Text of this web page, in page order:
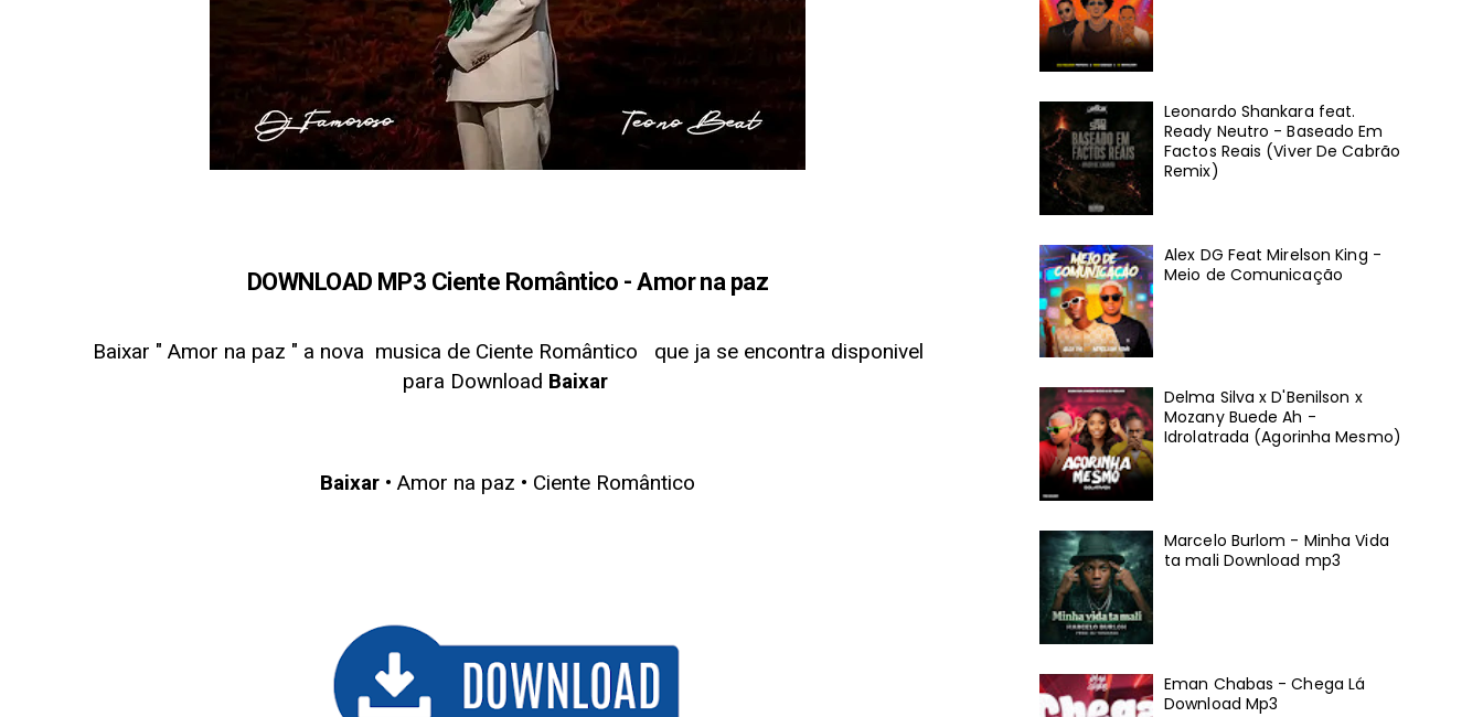
DOWNLOAD MP3 Ciente Romântico - Amor na paz
Baixar " Amor na paz " a nova musica de Ciente Romântico
que ja se encontra disponivel
para Download Baixar
Baixar • Amor na paz • Ciente Romântico
Leonardo Shankara feat.
Ready Neutro - Baseado Em
Factos Reais (Viver De Cabrão
Remix)
Alex DG Feat Mirelson King -
Meio de Comunicação
Delma Silva x D'Benilson x
Mozany Buede Ah -
Idrolatrada (Agorinha Mesmo)
Marcelo Burlom - Minha Vida
ta mali Download mp3
Eman Chabas - Chega Lá
Download Mp3